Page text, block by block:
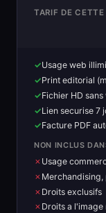
TARIF DE
Usage web
Print editorial
Fichier HD
Lien securise 7
Facture PDF
NON INCLUS
Usage
Droits exclusifs
Droits a l'image